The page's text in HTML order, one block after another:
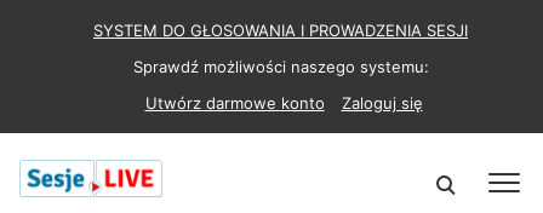
SYSTEM DO GŁOSOWANIA I PROWADZENIA SESJI
Sprawdź możliwości naszego systemu:
Utwórz darmowe konto
Zaloguj się